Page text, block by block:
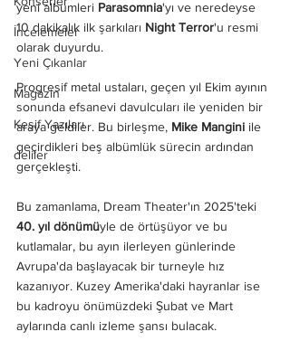
İncelemeler
Yeni Çıkanlar
Magazin
Keşif Yazıları
deliler
yeni albümleri Parasomnia'yı ve neredeyse
10 dakikalık ilk şarkıları Night Terror'u resmi
olarak duyurdu.
Progresif metal ustaları, geçen yıl Ekim ayının
sonunda efsanevi davulcuları ile yeniden bir
araya geldiler. Bu birleşme, Mike Mangini ile
geçirdikleri beş albümlük sürecin ardından
gerçekleşti.
Bu zamanlama, Dream Theater'ın 2025'teki
40. yıl dönümüyle de örtüşüyor ve bu
kutlamalar, bu ayın ilerleyen günlerinde
Avrupa'da başlayacak bir turneyle hız
kazanıyor. Kuzey Amerika'daki hayranlar ise
bu kadroyu önümüzdeki Şubat ve Mart
aylarında canlı izleme şansı bulacak.